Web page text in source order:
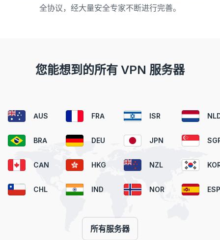
全协议，经大量安全专家不断进行完善。
您能想到的所有 VPN 服务器
AUS
BRA
CAN
CHL
FRA
DEU
HKG
IND
ISR
JPN
NZL
NOR ESP
所有服务器